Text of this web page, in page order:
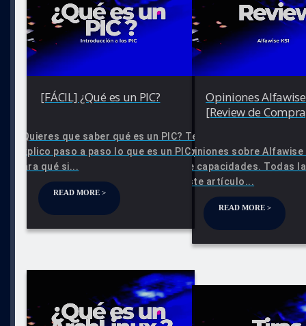
[FÁCIL] ¿Qué es un PIC?
¿Quieres que saber qué es un PIC? Te
explico paso a paso lo que es un PIC y
para qué si...
READ MORE >
Opiniones
[Review de
Opiniones sobre
de capacidades. Todas
este artículo...
READ MORE >